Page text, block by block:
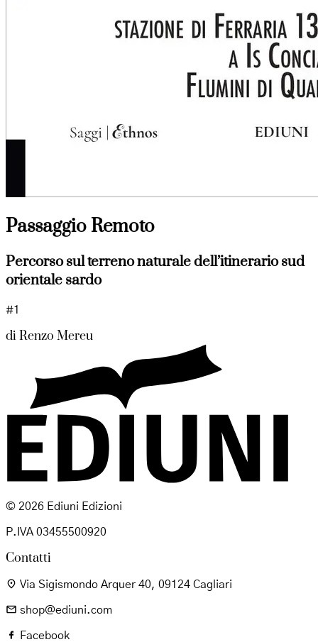
Passaggio Remoto
Percorso sul terreno naturale dell’itinerario sud
orientale sardo
#1
diRenzo Mereu
© 2026 Ediuni Edizioni
P.IVA 03455500920
Contatti
Via Sigismondo Arquer 40, 09124 Cagliari
shop@ediuni.com
Facebook